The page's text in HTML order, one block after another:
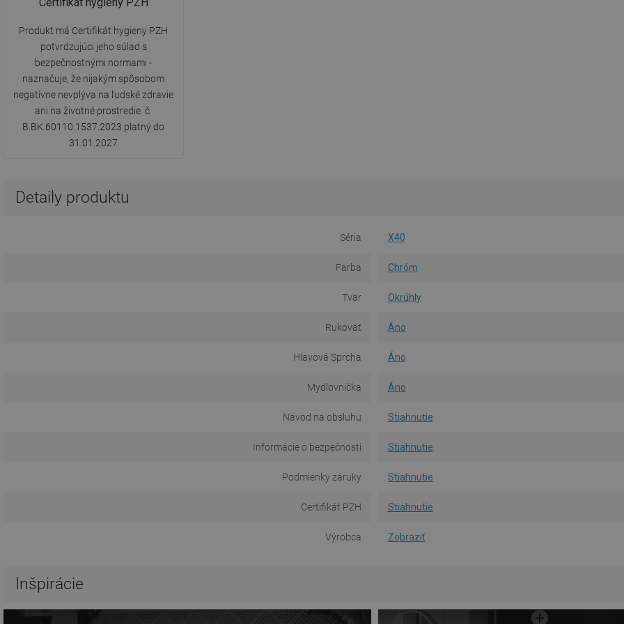
Produkt má Certifikát hygieny PZH
potvrdzujúci jeho súlad s
bezpečnostnými normami -
naznačuje, že nijakým spôsobom
negatívne nevplýva na ľudské zdravie
ani na životné prostredie. č.
B.BK.60110.1537.2023 platný do
31.01.2027
Detaily produktu
Séria X40
Farba Chróm
Tvar Okrúhly
Rukoväť Áno
Hlavová Sprcha Áno
Mydlovnička Áno
Návod na obsluhu Stiahnutie
Informácie o bezpečnosti Stiahnutie
Podmienky záruky Stiahnutie
Certifikát PZH Stiahnutie
Výrobca Zobraziť
Inšpirácie